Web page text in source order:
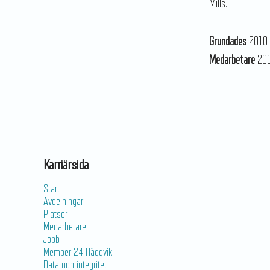
Mills.
Grundades 2010
Medarbetare
Karriärsida
Start
Avdelningar
Platser
Medarbetare
Jobb
Member 24 Häggvik
Data och integritet